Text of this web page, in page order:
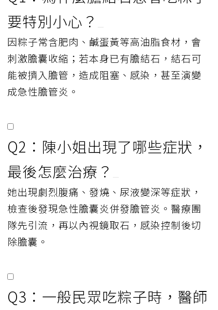
要特別小心？
因粽子常含肥肉、鹹蛋黃等高油脂食材，會
刺激膽囊收縮；若本身已有膽結石，結石可
能被擠入膽管，造成阻塞、感染，甚至演變
成急性膽管炎。
Q2：陳小姐出現了哪些症狀，
最後怎麼治療？
她出現劇烈腹痛、發燒、尿液變深等症狀，
檢查後發現急性膽囊炎併發膽管炎。醫療團
隊先引流，再以內視鏡取石，感染控制後切
除膽囊。
Q3：一般民眾吃粽子時，醫師